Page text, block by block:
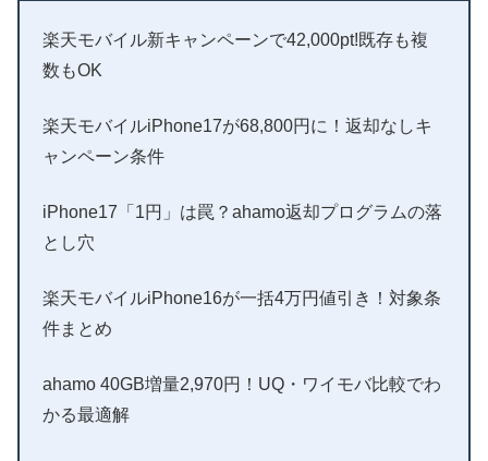
楽天モバイル新キャンペーンで42,000pt!既存も複
数もOK
楽天モバイルiPhone17が68,800円に！返却なしキ
ャンペーン条件
iPhone17「1円」は罠？ahamo返却プログラムの落
とし穴
楽天モバイルiPhone16が一括4万円値引き！対象条
件まとめ
ahamo 40GB増量2,970円！UQ・ワイモバ比較でわ
かる最適解